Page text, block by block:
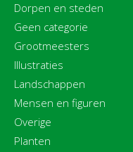
Dorpen en steden
Geen categorie
Grootmeesters
Illustraties
Landschappen
Mensen en figuren
Overige
Planten